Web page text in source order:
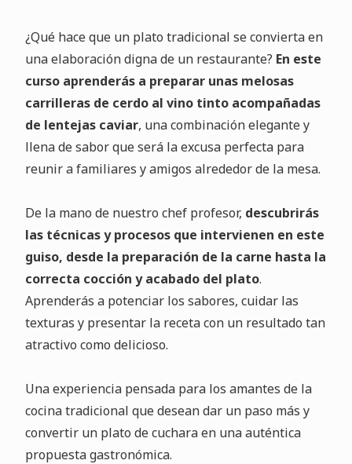
¿Qué hace que un plato tradicional se convierta en
una elaboración digna de un restaurante? En este
curso aprenderás a preparar unas melosas
carrilleras de cerdo al vino tinto acompañadas
de lentejas caviar, una combinación elegante y
llena de sabor que será la excusa perfecta para
reunir a familiares y amigos alrededor de la mesa.
De la mano de nuestro chef profesor, descubrirás
las técnicas y procesos que intervienen en este
guiso, desde la preparación de la carne hasta la
correcta cocción y acabado del plato.
Aprenderás a potenciar los sabores, cuidar las
texturas y presentar la receta con un resultado tan
atractivo como delicioso.
Una experiencia pensada para los amantes de la
cocina tradicional que desean dar un paso más y
convertir un plato de cuchara en una auténtica
propuesta gastronómica.